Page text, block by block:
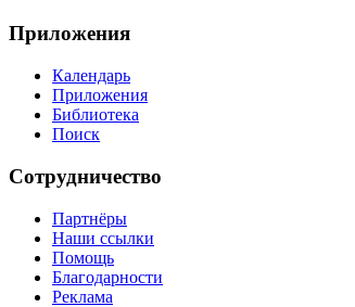
Приложения
Календарь
Приложения
Библиотека
Поиск
Сотрудничество
Партнёры
Наши ссылки
Помощь
Благодарности
Реклама